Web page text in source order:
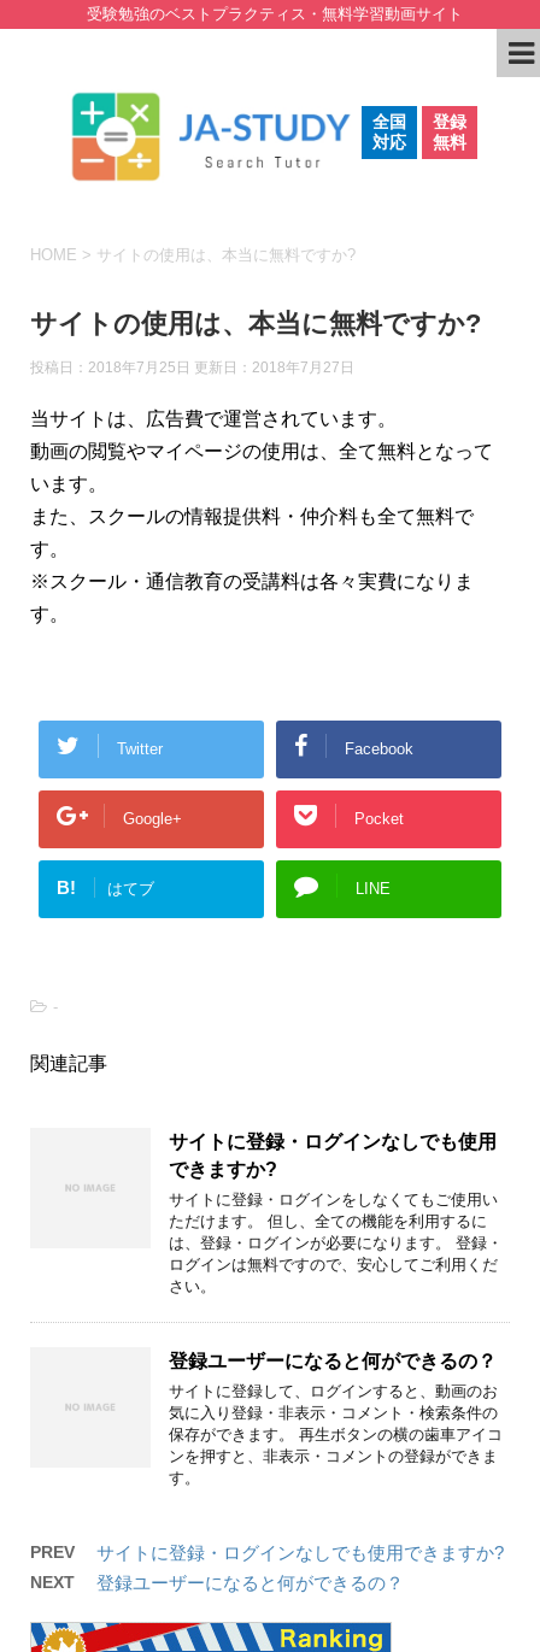
受験勉強のベストプラクティス・無料学習動画サイト
全国
対応
登録
無料
HOME > サイトの使用は、本当に無料ですか?
サイトの使用は、本当に無料ですか?
投稿日：2018年7月25日 更新日： 2018年7月27日
当サイトは、広告費で運営されています。
動画の閲覧やマイページの使用は、全て無料となって
います。
また、スクールの情報提供料・仲介料も全て無料で
す。
※スクール・通信教育の受講料は各々実費になりま
す。
Twitter Facebook
Google+ Pocket
B! はてブ LINE
-
関連記事
サイトに登録・ログインなしでも使用
できますか?
サイトに登録・ログインをしなくてもご使用い
ただけます。 但し、全ての機能を利用するに
は、登録・ログインが必要になります。 登録・
ログインは無料ですので、安心してご利用くだ
さい。
登録ユーザーになると何ができるの？
サイトに登録して、ログインすると、動画のお
気に入り登録・非表示・コメント・検索条件の
保存ができます。 再生ボタンの横の歯車アイコ
ンを押すと、非表示・コメントの登録ができま
す。
PREV サイトに登録・ログインなしでも使用できますか?
NEXT 登録ユーザーになると何ができるの？